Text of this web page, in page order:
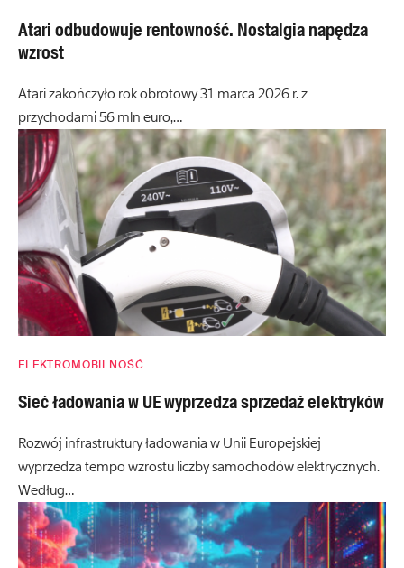
Atari odbudowuje rentowność. Nostalgia napędza
wzrost
Atari zakończyło rok obrotowy 31 marca 2026 r. z
przychodami 56 mln euro,…
ELEKTROMOBILNOŚĆ
Sieć ładowania w UE wyprzedza sprzedaż elektryków
Rozwój infrastruktury ładowania w Unii Europejskiej
wyprzedza tempo wzrostu liczby samochodów elektrycznych.
Według…